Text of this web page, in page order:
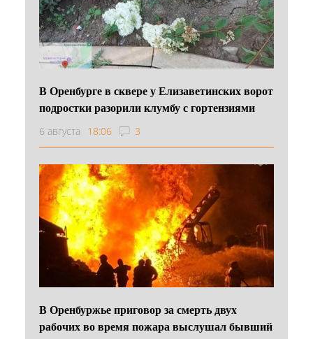
В Оренбурге в сквере у Елизаветинских ворот
подростки разорили клумбу с гортензиями
6 августа 18:06 3
В Оренбуржье приговор за смерть двух
рабочих во время пожара выслушал бывший